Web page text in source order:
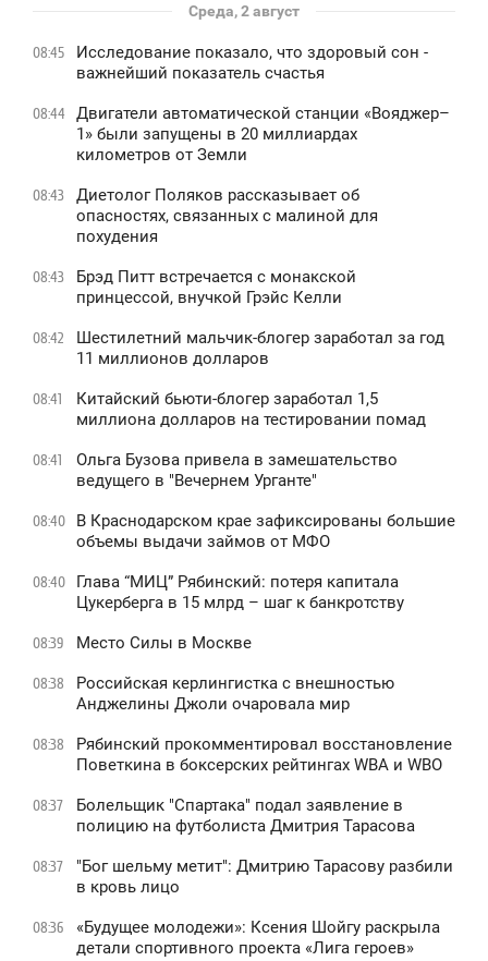
Среда, 2 август
08:45
Исследование показало, что здоровый сон -
важнейший показатель счастья
08:44
Двигатели автоматической станции «Вояджер–
1» были запущены в 20 миллиардах
километров от Земли
08:43
Диетолог Поляков рассказывает об
опасностях, связанных с малиной для
похудения
08:43
Брэд Питт встречается с монакской
принцессой, внучкой Грэйс Келли
08:42
Шестилетний мальчик-блогер заработал за год
11 миллионов долларов
08:41
Китайский бьюти-блогер заработал 1,5
миллиона долларов на тестировании помад
08:41
Ольга Бузова привела в замешательство
ведущего в "Вечернем Урганте"
08:40
В Краснодарском крае зафиксированы большие
объемы выдачи займов от МФО
08:40
Глава “МИЦ” Рябинский: потеря капитала
Цукерберга в 15 млрд – шаг к банкротству
08:39 Место Силы в Москве
08:38
Российская керлингистка с внешностью
Анджелины Джоли очаровала мир
08:38
Рябинский прокомментировал восстановление
Поветкина в боксерских рейтингах WBA и WBO
08:37
Болельщик "Спартака" подал заявление в
полицию на футболиста Дмитрия Тарасова
08:37
"Бог шельму метит": Дмитрию Тарасову разбили
в кровь лицо
08:36
«Будущее молодежи»: Ксения Шойгу раскрыла
детали спортивного проекта «Лига героев»